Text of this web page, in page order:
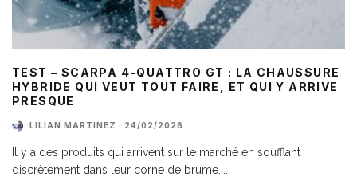
TEST – SCARPA 4-QUATTRO GT : LA CHAUSSURE
HYBRIDE QUI VEUT TOUT FAIRE, ET QUI Y ARRIVE
PRESQUE
LILIAN MARTINEZ · 24/02/2026
Il y a des produits qui arrivent sur le marché en soufflant
discrètement dans leur corne de brume.